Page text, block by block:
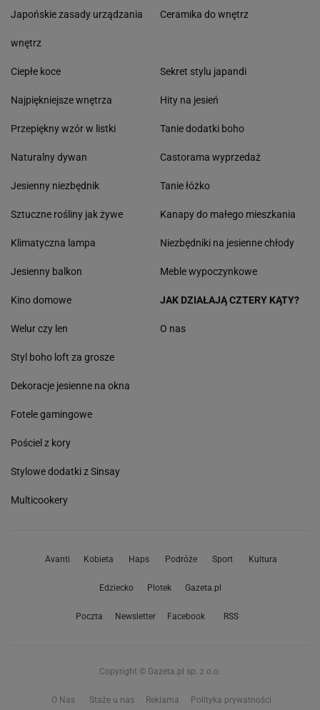
Japońskie zasady urządzania
wnętrz
Ceramika do wnętrz
Ciepłe koce
Najpiękniejsze wnętrza
Przepiękny wzór w listki
Naturalny dywan
Jesienny niezbędnik
Sztuczne rośliny jak żywe
Klimatyczna lampa
Jesienny balkon
Sekret stylu japandi
Hity na jesień
Tanie dodatki boho
Castorama wyprzedaż
Tanie łóżko
Kanapy do małego mieszkania
Niezbędniki na jesienne chłody
Meble wypoczynkowe
Kino domowe
Welur czy len
Styl boho loft za grosze
Dekoracje jesienne na okna
Fotele gamingowe
Pościel z kory
Stylowe dodatki z Sinsay
Multicookery
JAK DZIAŁAJĄ CZTERY KĄTY?
O nas
Avanti Kobieta Haps Podróże Sport Kultura
Edziecko Plotek Gazeta.pl
Poczta Newsletter Facebook RSS
Copyright © Gazeta.pl sp. z o.o.
O Nas Staże u nas Reklama Polityka prywatności